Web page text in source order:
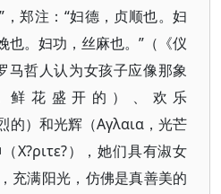
郑注：“妇德，贞顺也。妇
也。妇功，丝麻也。”（《仪
马哲人认为女孩子应像那象
鲜花盛开的）、欢乐
的）和光辉（Αγλαια，光芒
Χ?ριτε?），她们具有淑女
充满阳光，仿佛是真善美的